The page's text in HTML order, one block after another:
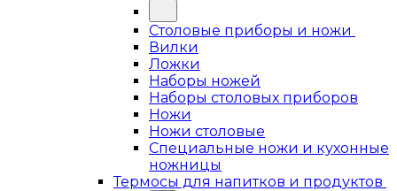
Столовые приборы и ножи
Вилки
Ложки
Наборы ножей
Наборы столовых приборов
Ножи
Ножи столовые
Специальные ножи и кухонные
ножницы
Термосы для напитков и продуктов